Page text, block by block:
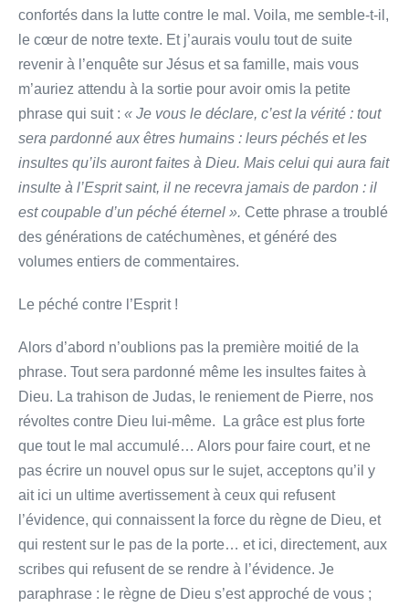
confortés dans la lutte contre le mal. Voila, me semble-t-il,
le cœur de notre texte. Et j’aurais voulu tout de suite
revenir à l’enquête sur Jésus et sa famille, mais vous
m’auriez attendu à la sortie pour avoir omis la petite
phrase qui suit : « Je vous le déclare, c’est la vérité : tout
sera pardonné aux êtres humains : leurs péchés et les
insultes qu’ils auront faites à Dieu. Mais celui qui aura fait
insulte à l’Esprit saint, il ne recevra jamais de pardon : il
est coupable d’un péché éternel ». Cette phrase a troublé
des générations de catéchumènes, et généré des
volumes entiers de commentaires.
Le péché contre l’Esprit !
Alors d’abord n’oublions pas la première moitié de la
phrase. Tout sera pardonné même les insultes faites à
Dieu. La trahison de Judas, le reniement de Pierre, nos
révoltes contre Dieu lui-même. La grâce est plus forte
que tout le mal accumulé… Alors pour faire court, et ne
pas écrire un nouvel opus sur le sujet, acceptons qu’il y
ait ici un ultime avertissement à ceux qui refusent
l’évidence, qui connaissent la force du règne de Dieu, et
qui restent sur le pas de la porte… et ici, directement, aux
scribes qui refusent de se rendre à l’évidence. Je
paraphrase : le règne de Dieu s’est approché de vous ;